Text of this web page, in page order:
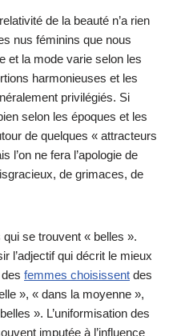
de la beauté n’a rien
nus féminins que nous
et la mode varie selon les
harmonieuses et les
privilégiés. Si
selon les époques et les
de quelques « attracteurs
ne fera l’apologie de
de grimaces, de
se trouvent « belles ».
l’adjectif qui décrit le mieux
femmes choisissent des
», « dans la moyenne »,
». L’uniformisation des
imputée à l’influence